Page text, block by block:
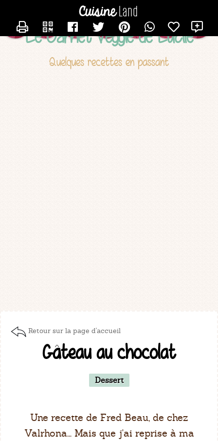
Le Carnet Veggie de Lucile
Quelques recettes en passant
Retour sur la page d'accueil
Gâteau au chocolat
Dessert
Une recette de Fred Beau, de chez
Valrhona... Mais que j'ai reprise à ma
CONTACTER LUCILE